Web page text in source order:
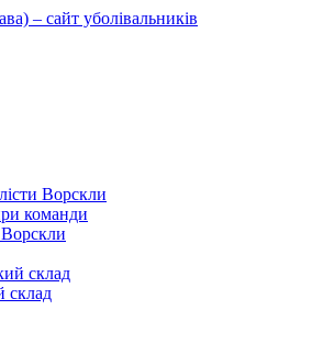
Ворскли
команди
склад
склад